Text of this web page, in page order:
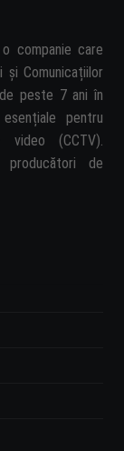
companie care
și Comunicațiilor
peste 7 ani în
pentru
video (CCTV).
de